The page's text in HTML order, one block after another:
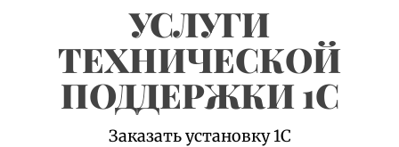
УСЛУГИ
ТЕХНИЧЕСКОЙ
ПОДДЕРЖКИ 1С
Заказать установку 1С